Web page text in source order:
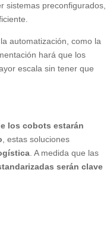
sistemas preconfigurados,
automatización, como la
hará que los
escala sin tener que
los cobots estarán
, estas soluciones
. A medida que las
serán clave